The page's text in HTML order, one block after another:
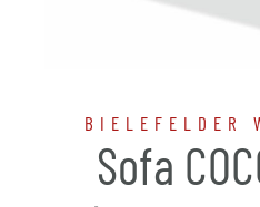
BIELEFELDER
Sofa